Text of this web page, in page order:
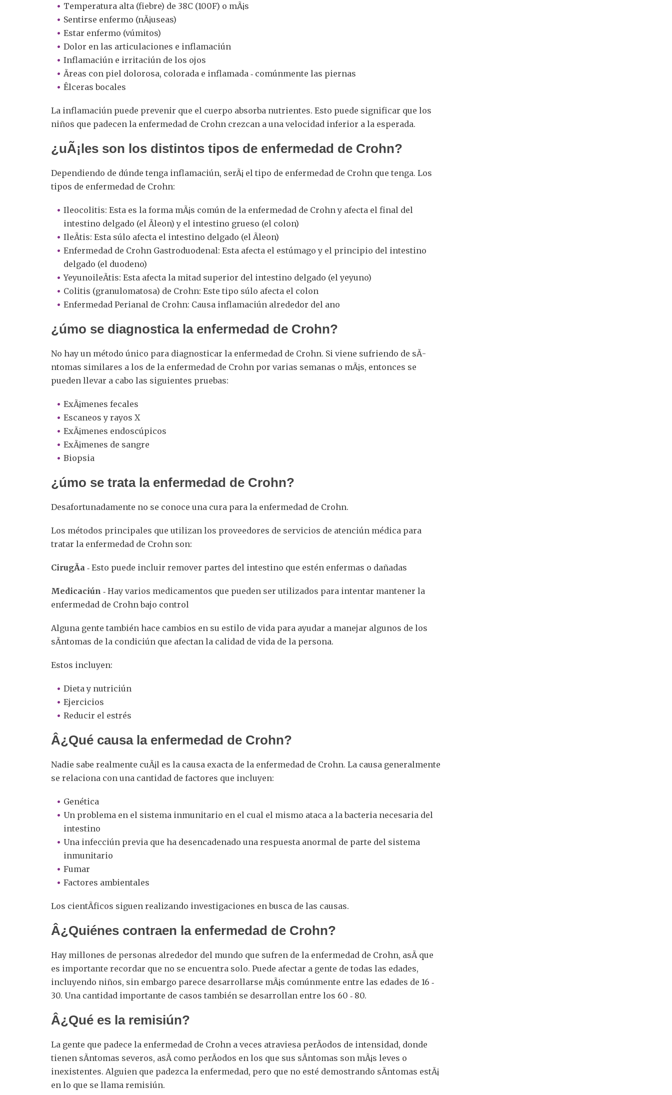
Temperatura alta (fiebre) de 38C (100F) o mÃ¡s
Sentirse enfermo (nÃ¡useas)
Estar enfermo (vúmitos)
Dolor en las articulaciones e inflamaciún
Inflamaciún e irritaciún de los ojos
Ãreas con piel dolorosa, colorada e inflamada ‐ comúnmente las piernas
Êlceras bocales
La inflamaciún puede prevenir que el cuerpo absorba nutrientes. Esto puede significar que los
niños que padecen la enfermedad de Crohn crezcan a una velocidad inferior a la esperada.
¿uÃ¡les son los distintos tipos de enfermedad de Crohn?
Dependiendo de dúnde tenga inflamaciún, serÃ¡ el tipo de enfermedad de Crohn que tenga. Los
tipos de enfermedad de Crohn:
Ileocolitis: Esta es la forma mÃ¡s común de la enfermedad de Crohn y afecta el final del
intestino delgado (el Ã­leon) y el intestino grueso (el colon)
IleÃ­tis: Esta súlo afecta el intestino delgado (el Ã­leon)
Enfermedad de Crohn Gastroduodenal: Esta afecta el estúmago y el principio del intestino
delgado (el duodeno)
YeyunoileÃ­tis: Esta afecta la mitad superior del intestino delgado (el yeyuno)
Colitis (granulomatosa) de Crohn: Este tipo súlo afecta el colon
Enfermedad Perianal de Crohn: Causa inflamaciún alrededor del ano
¿úmo se diagnostica la enfermedad de Crohn?
No hay un método único para diagnosticar la enfermedad de Crohn. Si viene sufriendo de sÃ­
ntomas similares a los de la enfermedad de Crohn por varias semanas o mÃ¡s, entonces se
pueden llevar a cabo las siguientes pruebas:
ExÃ¡menes fecales
Escaneos y rayos X
ExÃ¡menes endoscúpicos
ExÃ¡menes de sangre
Biopsia
¿úmo se trata la enfermedad de Crohn?
Desafortunadamente no se conoce una cura para la enfermedad de Crohn.
Los métodos principales que utilizan los proveedores de servicios de atenciún médica para
tratar la enfermedad de Crohn son:
CirugÃ­a ‐ Esto puede incluir remover partes del intestino que estén enfermas o dañadas
Medicaciún ‐ Hay varios medicamentos que pueden ser utilizados para intentar mantener la
enfermedad de Crohn bajo control
Alguna gente también hace cambios en su estilo de vida para ayudar a manejar algunos de los
sÃ­ntomas de la condiciún que afectan la calidad de vida de la persona.
Estos incluyen:
Dieta y nutriciún
Ejercicios
Reducir el estrés
Â¿Qué causa la enfermedad de Crohn?
Nadie sabe realmente cuÃ¡l es la causa exacta de la enfermedad de Crohn. La causa generalmente
se relaciona con una cantidad de factores que incluyen:
Genética
Un problema en el sistema inmunitario en el cual el mismo ataca a la bacteria necesaria del
intestino
Una infecciún previa que ha desencadenado una respuesta anormal de parte del sistema
inmunitario
Fumar
Factores ambientales
Los cientÃ­ficos siguen realizando investigaciones en busca de las causas.
Â¿Quiénes contraen la enfermedad de Crohn?
Hay millones de personas alrededor del mundo que sufren de la enfermedad de Crohn, asÃ­ que
es importante recordar que no se encuentra solo. Puede afectar a gente de todas las edades,
incluyendo niños, sin embargo parece desarrollarse mÃ¡s comúnmente entre las edades de 16 ‐
30. Una cantidad importante de casos también se desarrollan entre los 60 ‐ 80.
Â¿Qué es la remisiún?
La gente que padece la enfermedad de Crohn a veces atraviesa perÃ­odos de intensidad, donde
tienen sÃ­ntomas severos, asÃ­ como perÃ­odos en los que sus sÃ­ntomas son mÃ¡s leves o
inexistentes. Alguien que padezca la enfermedad, pero que no esté demostrando sÃ­ntomas estÃ¡
en lo que se llama remisiún.